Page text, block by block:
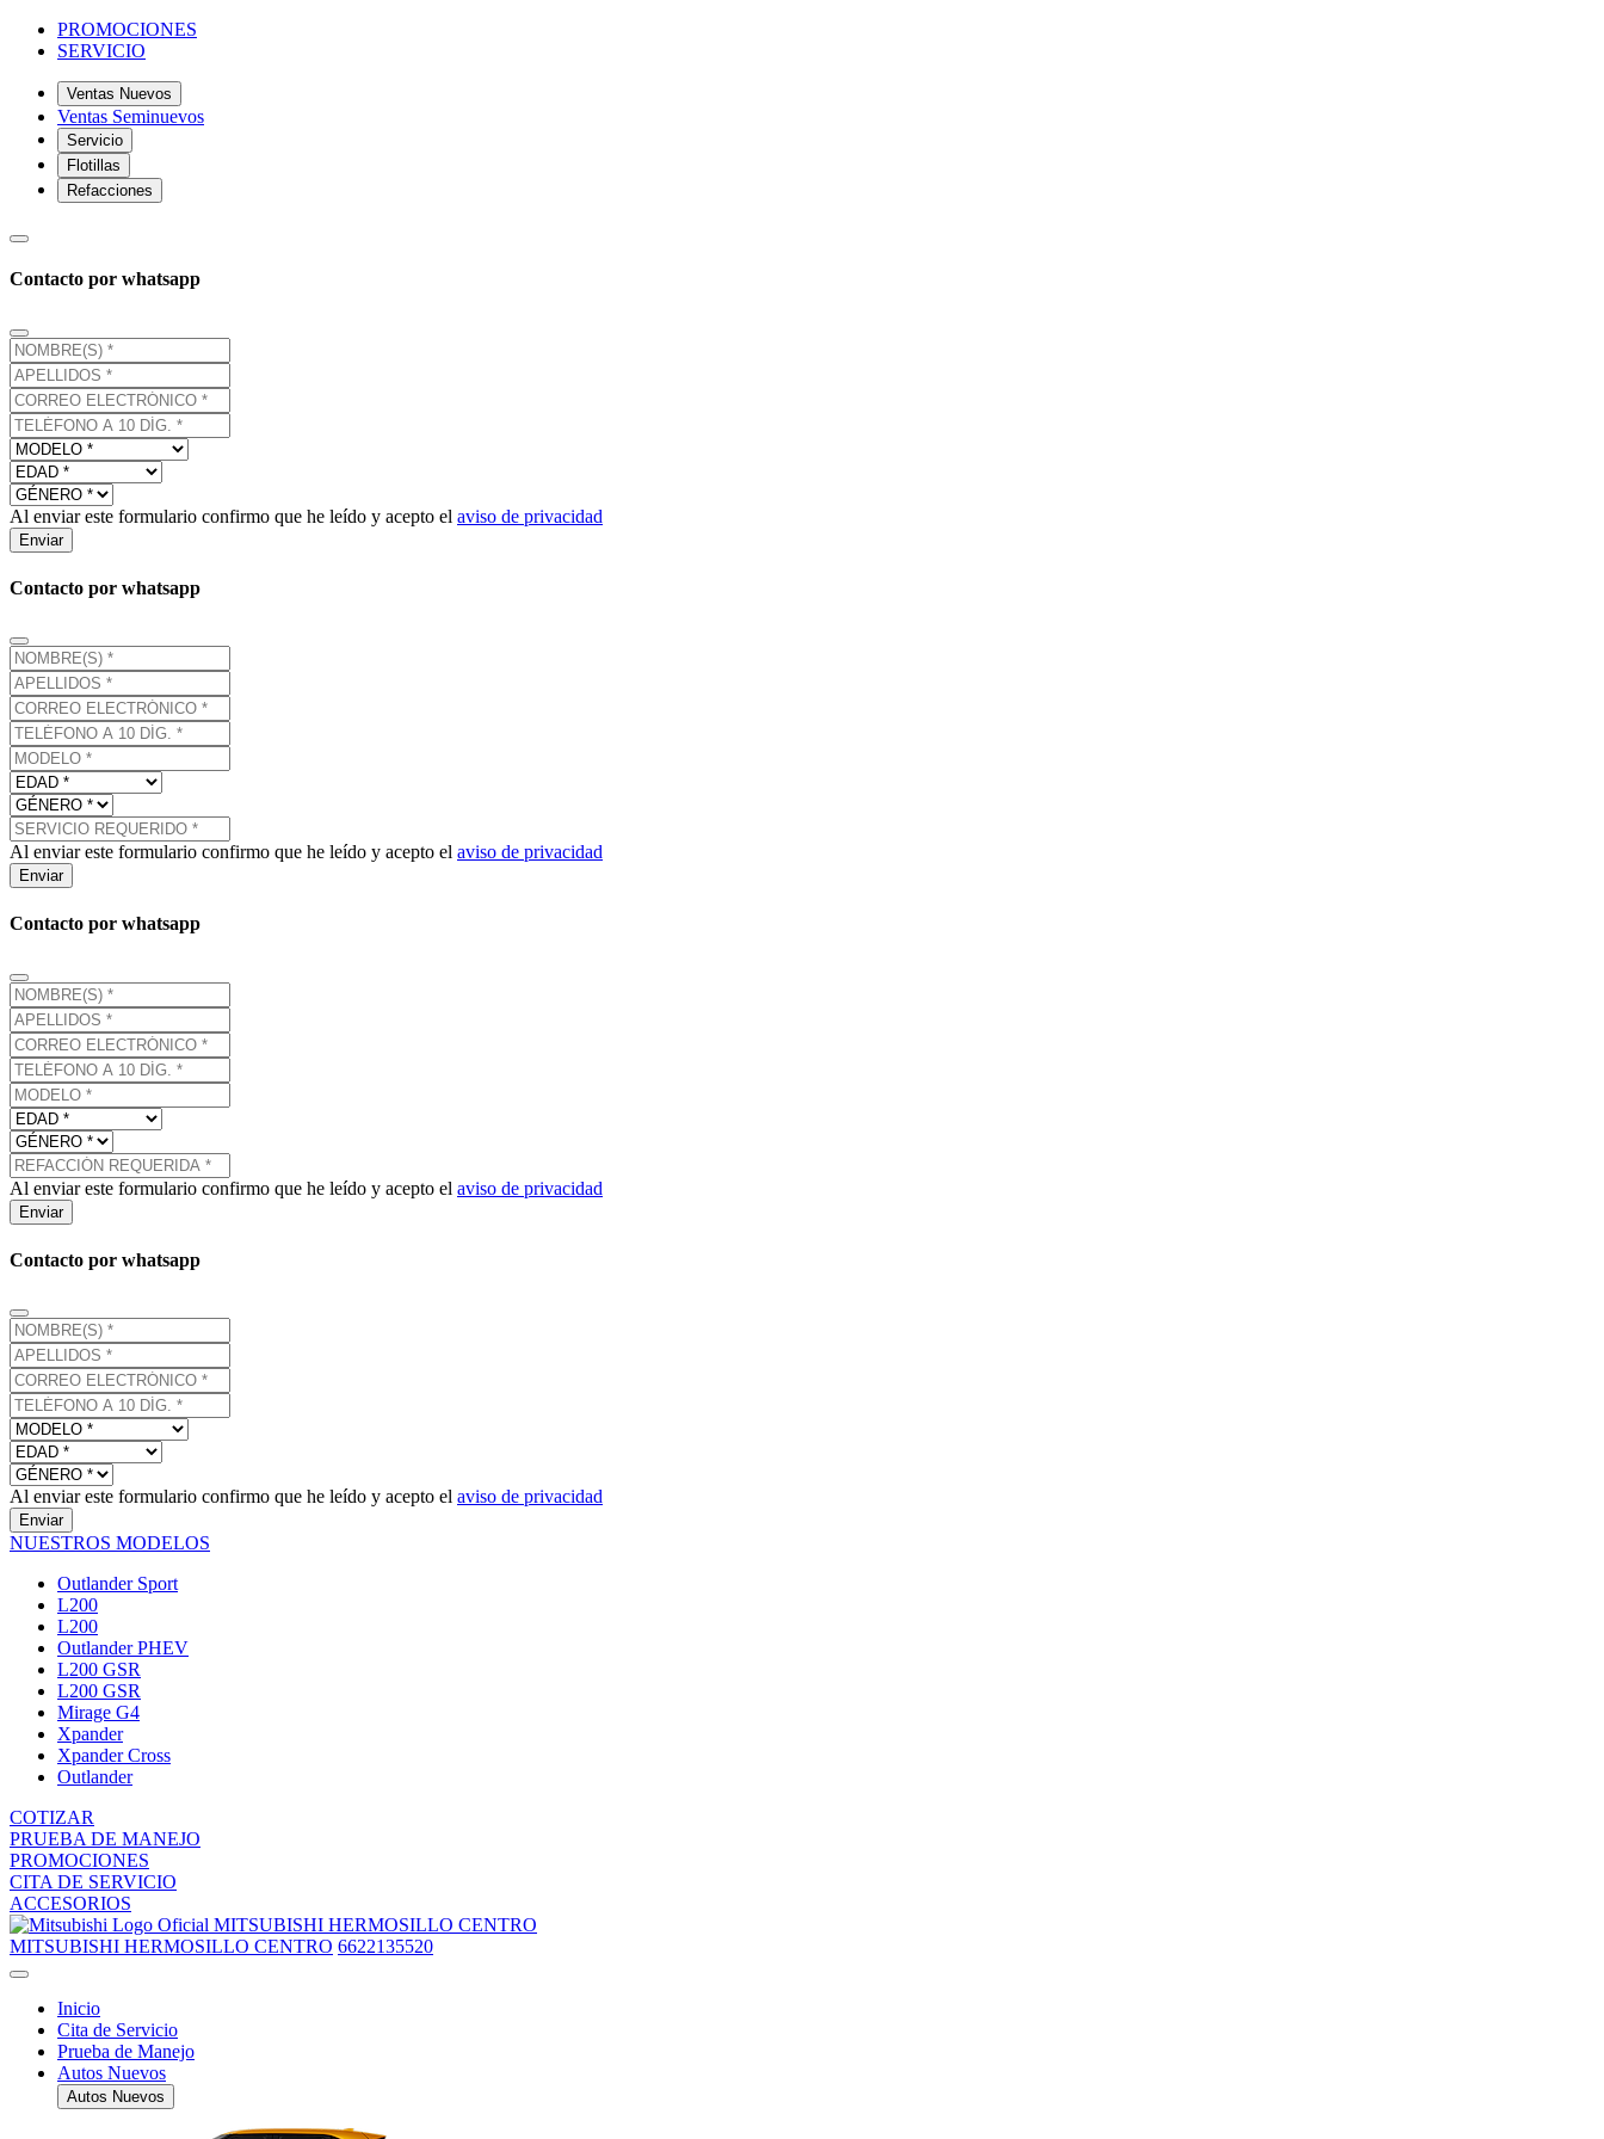
PROMOCIONES
SERVICIO
Ventas Nuevos
Ventas Seminuevos
Servicio
Flotillas
Refacciones
Contacto por whatsapp
Al enviar este formulario confirmo que he leído y acepto el aviso de privacidad
Enviar
Contacto por whatsapp
Al enviar este formulario confirmo que he leído y acepto el aviso de privacidad
Enviar
Contacto por whatsapp
Al enviar este formulario confirmo que he leído y acepto el aviso de privacidad
Enviar
Contacto por whatsapp
Al enviar este formulario confirmo que he leído y acepto el aviso de privacidad
Enviar
NUESTROS MODELOS
Outlander Sport
L200
L200
Outlander PHEV
L200 GSR
L200 GSR
Mirage G4
Xpander
Xpander Cross
Outlander
COTIZAR
PRUEBA DE MANEJO
PROMOCIONES
CITA DE SERVICIO
ACCESORIOS
MITSUBISHI HERMOSILLO CENTRO
MITSUBISHI HERMOSILLO CENTRO 6622135520
Inicio
Cita de Servicio
Prueba de Manejo
Autos Nuevos
Autos Nuevos